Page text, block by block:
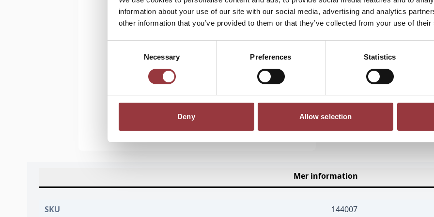
information about your use of our site with our social media, advertising and analytics
other information that you’ve provided to them or that they’ve collected from your use of
Necessary Preferences Statistics
Deny Allow selection
Mer information
SKU 144007